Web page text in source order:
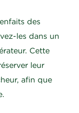
des
les dans un
Cette
leur
afin que